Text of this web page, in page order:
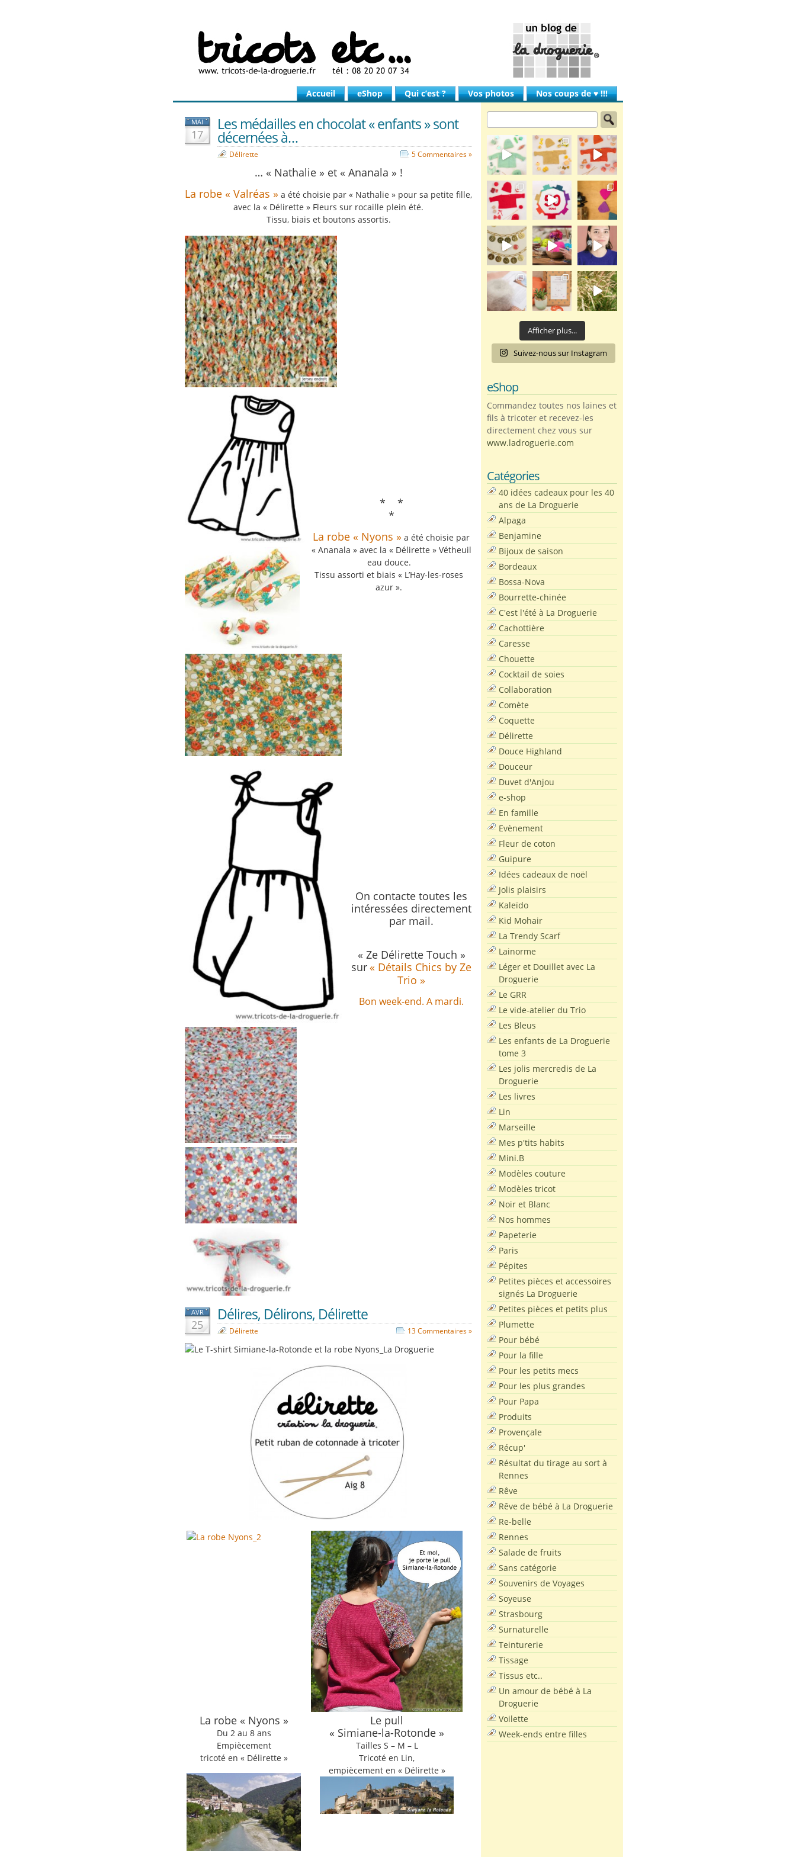
Accueil eShop Qui c’est ? Vos photos Nos coups de ♥ !!!
MAI
17
Les médailles en chocolat « enfants » sont
décernées à…
Délirette 5 Commentaires »
… « Nathalie » et « Ananala » !
La robe « Valréas » a été choisie par « Nathalie » pour sa petite fille,
avec la « Délirette » Fleurs sur rocaille plein été.
Tissu, biais et boutons assortis.
* *
*
La robe « Nyons » a été choisie par
« Ananala » avec la « Délirette » Vétheuil
eau douce.
Tissu assorti et biais « L’Hay-les-roses
azur ».
On contacte toutes les
intéressées directement
par mail.
« Ze Délirette Touch »
sur« Détails Chics by Ze
Trio »
Bon week-end. A mardi.
AVR
25
Délires, Délirons, Délirette
Délirette 13 Commentaires »
La robe « Nyons »
Du 2 au 8 ans
Empiècement
tricoté en « Délirette »
Le pull
« Simiane-la-Rotonde »
Tailles S – M – L
Tricoté en Lin,
empiècement en « Délirette »
Afficher plus...
Suivez-nous sur Instagram
eShop
Commandez toutes nos laines et
fils à tricoter et recevez-les
directement chez vous sur
www.ladroguerie.com
Catégories
40 idées cadeaux pour les 40
ans de La Droguerie
Alpaga
Benjamine
Bijoux de saison
Bordeaux
Bossa-Nova
Bourrette-chinée
C'est l'été à La Droguerie
Cachottière
Caresse
Chouette
Cocktail de soies
Collaboration
Comète
Coquette
Délirette
Douce Highland
Douceur
Duvet d'Anjou
e-shop
En famille
Evènement
Fleur de coton
Guipure
Idées cadeaux de noël
Jolis plaisirs
Kaleïdo
Kid Mohair
La Trendy Scarf
Lainorme
Léger et Douillet avec La
Droguerie
Le GRR
Le vide-atelier du Trio
Les Bleus
Les enfants de La Droguerie
tome 3
Les jolis mercredis de La
Droguerie
Les livres
Lin
Marseille
Mes p'tits habits
Mini.B
Modèles couture
Modèles tricot
Noir et Blanc
Nos hommes
Papeterie
Paris
Pépites
Petites pièces et accessoires
signés La Droguerie
Petites pièces et petits plus
Plumette
Pour bébé
Pour la fille
Pour les petits mecs
Pour les plus grandes
Pour Papa
Produits
Provençale
Récup'
Résultat du tirage au sort à
Rennes
Rêve
Rêve de bébé à La Droguerie
Re-belle
Rennes
Salade de fruits
Sans catégorie
Souvenirs de Voyages
Soyeuse
Strasbourg
Surnaturelle
Teinturerie
Tissage
Tissus etc..
Un amour de bébé à La
Droguerie
Voilette
Week-ends entre filles